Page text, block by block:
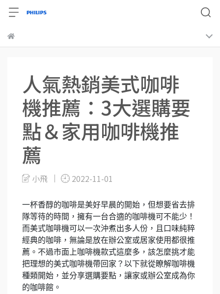
人氣熱銷美式咖啡
機推薦：3大選購要
點＆家用咖啡機推
薦
小飛 2022-11-01
一杯香醇的咖啡是美好早晨的開始，但想要省去排
隊等待的時間，擁有一台合適的咖啡機可不能少！
而美式咖啡機可以一次沖煮出多人份，且口味純粹
經典的咖啡，無論是放在辦公室或居家使用都很推
薦。不過市面上咖啡機款式這麼多，該怎麼挑才能
把理想的美式咖啡機帶回家？以下就從瞭解咖啡機
種類開始，並分享選購要點，讓家或辦公室成為你
的咖啡館。